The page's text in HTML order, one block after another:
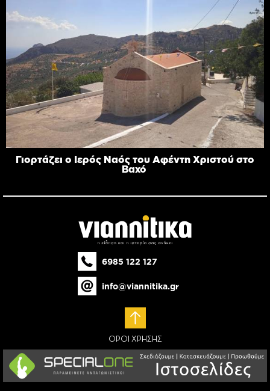
Γιορτάζει ο Ιερός Ναός του Αφέντη Χριστού στο
Βαχό
6985 122 127
info@viannitika.gr
ΟΡΟΙ ΧΡΗΣΗΣ